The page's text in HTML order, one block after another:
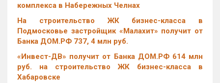
комплекса в Набережных Челнах
На строительство ЖК бизнес-класса в
Подмосковье застройщик «Малахит» получит от
Банка ДОМ.РФ 737, 4 млн руб.
«Инвест-ДВ» получит от Банка ДОМ.РФ 614 млн
руб. на строительство ЖК бизнес-класса в
Хабаровске